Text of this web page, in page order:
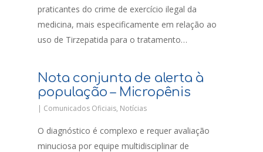
praticantes do crime de exercício ilegal da
medicina, mais especificamente em relação ao
uso de Tirzepatida para o tratamento…
Nota conjunta de alerta à
população – Micropênis
| Comunicados Oficiais, Notícias
O diagnóstico é complexo e requer avaliação
minuciosa por equipe multidisciplinar de